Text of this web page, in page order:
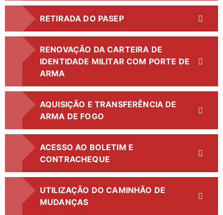
RETIRADA DO PASEP
RENOVAÇÃO DA CARTEIRA DE
IDENTIDADE MILITAR COM PORTE DE
ARMA
AQUISIÇÃO E TRANSFERÊNCIA DE
ARMA DE FOGO
ACESSO AO BOLETIM E
CONTRACHEQUE
UTILIZAÇÃO DO CAMINHÃO DE
MUDANÇAS